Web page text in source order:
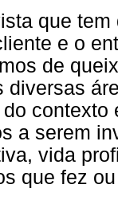
que
e o
de
diversas
a serem
vida
que fez